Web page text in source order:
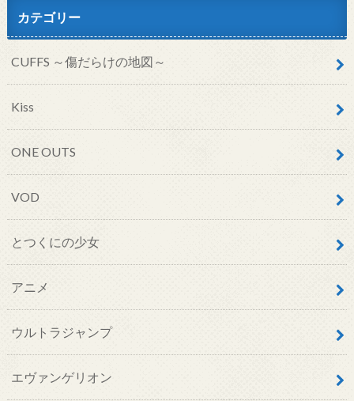
カテゴリー
CUFFS ～傷だらけの地図～
Kiss
ONE OUTS
VOD
とつくにの少女
アニメ
ウルトラジャンプ
エヴァンゲリオン